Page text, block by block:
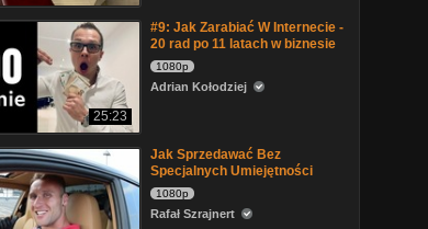
25:23
#9: Jak Zarabiać W Internecie -
20 rad po 11 latach w biznesie
1080p
Adrian Kołodziej
Jak Sprzedawać Bez
Specjalnych Umiejętności
1080p
Rafał Szrajnert